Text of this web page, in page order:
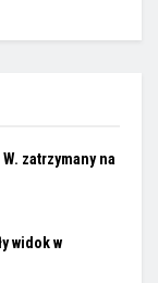
W. zatrzymany na
widok w